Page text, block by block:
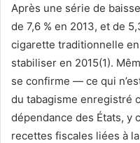
Après une série de
de 7,6 % en 2013, et de
cigarette traditionnelle
stabiliser en 2015(1).
se confirme — ce qui
du tabagisme enregistré
dépendance des États, y
recettes fiscales liées à